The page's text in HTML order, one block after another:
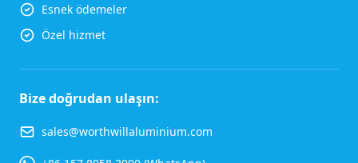
Esnek ödemeler
Özel hizmet
Bize doğrudan ulaşın:
sales@worthwillaluminium.com